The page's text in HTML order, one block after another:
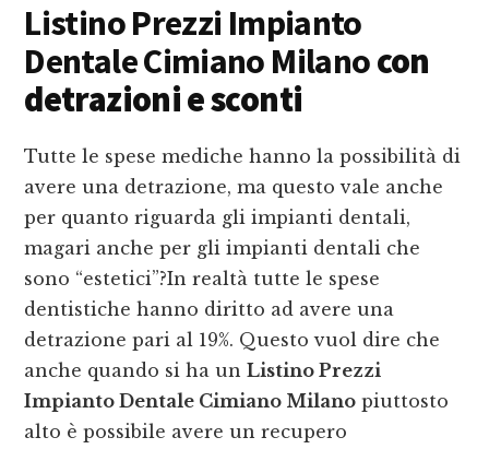
Listino Prezzi Impianto
Dentale Cimiano Milanocon
detrazioni e sconti
Tutte le spese mediche hanno la possibilità di
avere una detrazione, ma questo vale anche
per quanto riguarda gli impianti dentali,
magari anche per gli impianti dentali che
sono “estetici”?In realtà tutte le spese
dentistiche hanno diritto ad avere una
detrazione pari al 19%. Questo vuol dire che
anche quando si ha unListino Prezzi
Impianto Dentale Cimiano Milano piuttosto
alto è possibile avere un recupero